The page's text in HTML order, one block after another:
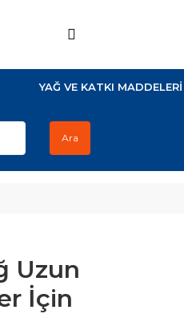
YAĞ VE KATKI MADDELERİ
Ara
Uzun
İçin